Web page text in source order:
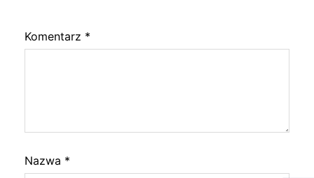
Komentarz *
Nazwa *